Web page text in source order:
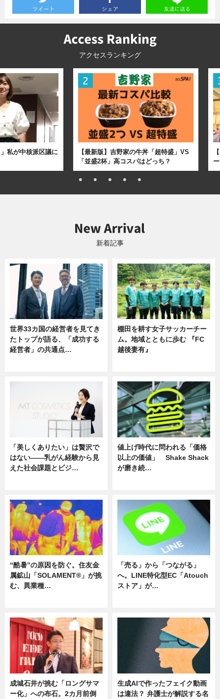
アクセスランキング
私が中核派区議に
【最新版】吉野家の牛丼「超特盛」VS
「並盛2杯」高コスパはどっち？
新着記事
世界33カ国の経営者を見てき
たトップが語る、「成功する
経営者」の共通点…
棚田を耕す女子サッカーチー
ム。地域とともに歩む 『FC
越後妻有』
「美しくありたい」は贅沢で
はない――乳がん経験から見
えた社会課題とビジ…
値上げ時代に問われる「価格
以上の価値」 Shake Shack
が磨き続…
“酷暑”の原因を防ぐ。住友金
属鉱山「SOLAMENT®」が挑
む、異業種…
「売る」から「つながる」
へ。LINE特化型EC「Atouch
ストア」が…
成城石井が挑む「ロングサマ
ー化」への布石。2カ月前倒
生成AIで作ったフェイク動画
は違法？ 弁護士が解説する名